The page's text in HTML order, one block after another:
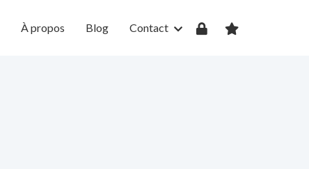
À propos Blog Contact